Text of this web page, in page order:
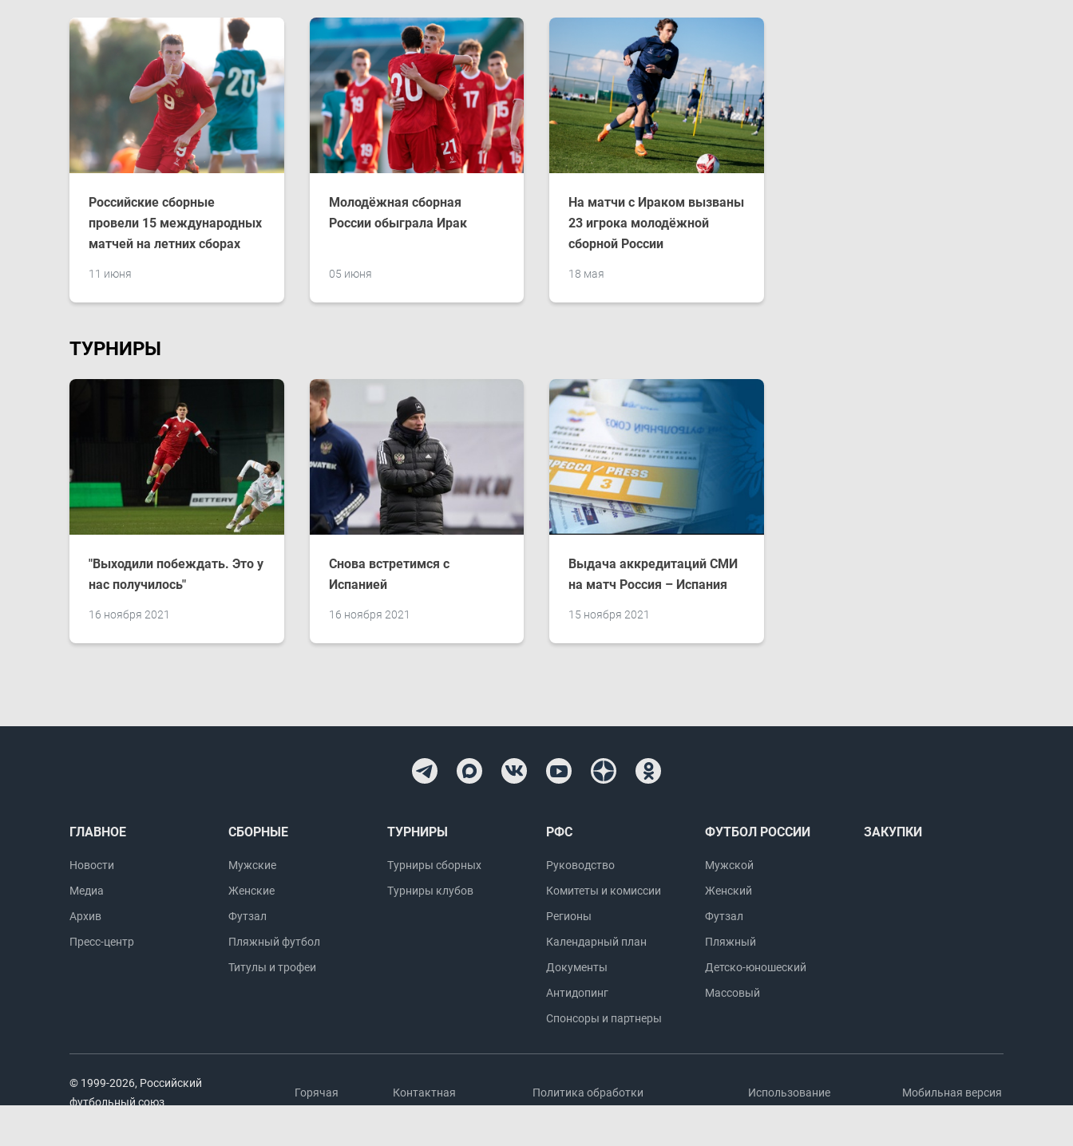
11 июня
Российские сборные
провели 15 международных
матчей на летних сборах
05 июня
Молодёжная сборная
России обыграла Ирак
18 мая
На матчи с Ираком вызваны
23 игрока молодёжной
сборной России
ТУРНИРЫ
16 ноября 2021
"Выходили побеждать. Это у
нас получилось"
16 ноября 2021
Снова встретимся с
Испанией
15 ноября 2021
Выдача аккредитаций СМИ
на матч Россия – Испания
ГЛАВНОЕ
Новости
Медиа
Архив
Пресс-центр
СБОРНЫЕ
Мужские
Женские
Футзал
Пляжный футбол
Титулы и трофеи
ТУРНИРЫ
Турниры сборных
Турниры клубов
РФС
Руководство
Комитеты и комиссии
Регионы
Календарный план
Документы
Антидопинг
Спонсоры и партнеры
ФУТБОЛ РОССИИ
Мужской
Женский
Футзал
Пляжный
Детско-юношеский
Массовый
ЗАКУПКИ
© 1999-2026, Российский
футбольный союз
Горячая
Контактная
Политика обработки
Использование
Мобильная версия